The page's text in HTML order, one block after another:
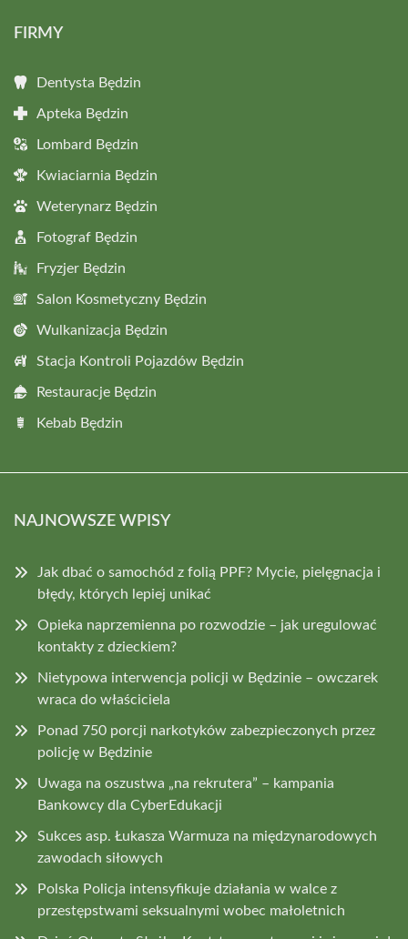
FIRMY
Dentysta Będzin
Apteka Będzin
Lombard Będzin
Kwiaciarnia Będzin
Weterynarz Będzin
Fotograf Będzin
Fryzjer Będzin
Salon Kosmetyczny Będzin
Wulkanizacja Będzin
Stacja Kontroli Pojazdów Będzin
Restauracje Będzin
Kebab Będzin
NAJNOWSZE WPISY
Jak dbać o samochód z folią PPF? Mycie, pielęgnacja i
błędy, których lepiej unikać
Opieka naprzemienna po rozwodzie – jak uregulować
kontakty z dzieckiem?
Nietypowa interwencja policji w Będzinie – owczarek
wraca do właściciela
Ponad 750 porcji narkotyków zabezpieczonych przez
policję w Będzinie
Uwaga na oszustwa „na rekrutera” – kampania
Bankowcy dla CyberEdukacji
Sukces asp. Łukasza Warmuza na międzynarodowych
zawodach siłowych
Polska Policja intensyfikuje działania w walce z
przestępstwami seksualnymi wobec małoletnich